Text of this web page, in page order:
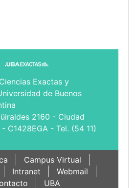
Exactas y
de Buenos
2160 - Ciudad
C1428EGA - Tel. (54 11)
Campus Virtual
Intranet
Webmail
UBA